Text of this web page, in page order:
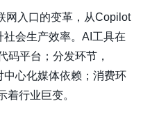
网入口的变革，从Copilot
会生产效率。AI工具在
码平台；分发环节，
心化媒体依赖；消费环
着行业巨变。